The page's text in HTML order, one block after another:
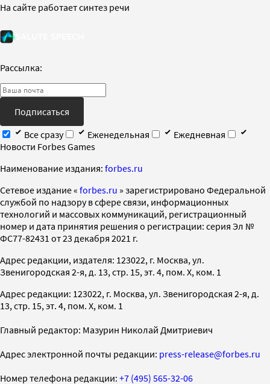
На сайте работает синтез речи
Рассылка:
Подписаться
Все сразу
Еженедельная
Ежедневная
Новости Forbes Games
Наименование издания: forbes.ru
Cетевое издание « forbes.ru » зарегистрировано Федеральной
службой по надзору в сфере связи, информационных
технологий и массовых коммуникаций, регистрационный
номер и дата принятия решения о регистрации: серия Эл №
ФС77-82431 от 23 декабря 2021 г.
Адрес редакции, издателя: 123022, г. Москва, ул.
Звенигородская 2-я, д. 13, стр. 15, эт. 4, пом. X, ком. 1
Адрес редакции: 123022, г. Москва, ул. Звенигородская 2-я, д.
13, стр. 15, эт. 4, пом. X, ком. 1
Главный редактор: Мазурин Николай Дмитриевич
Адрес электронной почты редакции: press-release@forbes.ru
Номер телефона редакции: +7 (495) 565-32-06